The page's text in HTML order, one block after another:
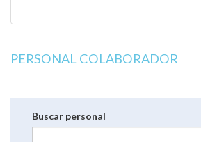
PERSONAL COLABORADOR
Buscar personal